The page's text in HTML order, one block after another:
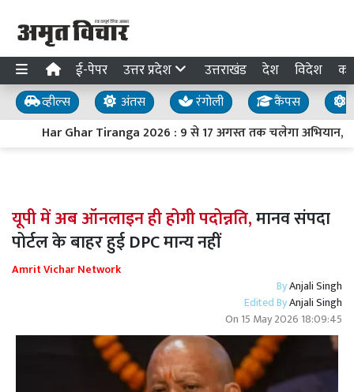
ई-पेपर उत्तर प्रदेश उत्तराखंड देश विदेश
व्हील्स अंतस रंगोली कैंपस
Har Ghar Tiranga 2026 : 9 से 17 अगस्त तक चलेगा अभियान,
यूपी में अब ऑनलाइन ही होगी पदोन्नति,मानव संपदा
पोर्टल के बाहर हुई DPC मान्य नहीं
Amrit Vichar Network
ByAnjali Singh
Edited ByAnjali Singh
On 15 May 2026 18:09:45